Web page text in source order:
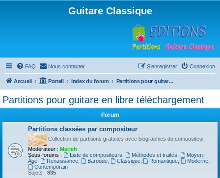
Guitare Classique
FAQ Nous contacter Connexion
S’enregistrer
Accueil Portail Index du forum Partitions pour guitare en libre téléchargement
Partitions pour guitare en libre téléchargement
Forum
Partitions classées par compositeur
Collection de partitions gratuites avec biographies du compositeur
Modérateur : Marieh
Sous-forums :
Liste de compositeurs Méthodes et traités
Moyen-
Âge
Renaissance, Baroque, Classique, Romantique Moderne
Contemporain
Sujets : 835